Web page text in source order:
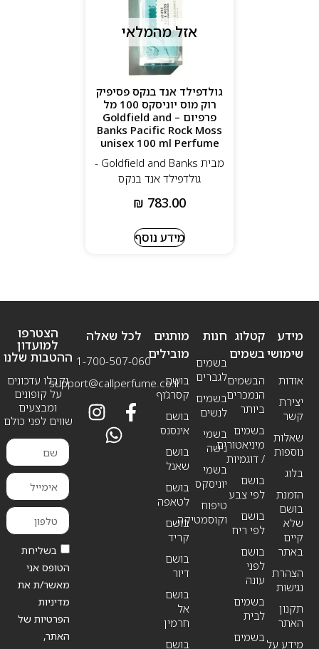
אזל מהמלאי
גולדפילד אנד בנקס פסיפיק
רוק מוס יוניסקס 100 מל
פרפיום – Goldfield and
Banks Pacific Rock Moss
unisex 100 ml Perfume
מבית Goldfield and Banks -
גולדפילד אנד בנקס
₪ 783.00
מידע נוסף
מידע
שימושי
אודות
יצירת
קשר
שאלות
נוספות
בלוג
הזמנת
בושם
שלא
קיים
באתר
הצהרת
נגישות
תקנון
האתר
מידע על
חנות
בשמים
לגברים
בשמים
לנשים
בשמי
נישה
בשמי
יוניסקס
טיפוח
וקוסמטיקה
קטלוג
בשמים
הבשמים
הנמכרים
ביותר
בשמים
מיניאטורים
/ דוגמיות
בושם
לפי צבע
בושם
לפי ריח
בושם
לפני
עונה
בשמים
לבית
בשמים
מותגים
מובילים
בושם
קסרג’וף
בושם
אינסנס
בושם
שאנל
בושם
לטאפה
בושם
קריד
בושם
דיור
בושם
אל
חרמין
בושם
לכל שאלה
1-700-507-060
support@callperfume.co.il
הצטרפו
למועדון
ההטבות שלנו
וקבלו עדכונים
על קופונים
ומבצעים
שווים לפני כולם
בשליחת
הטופס אני
מאשר/ת את
מדיניות
הפרטיות של
האתר,